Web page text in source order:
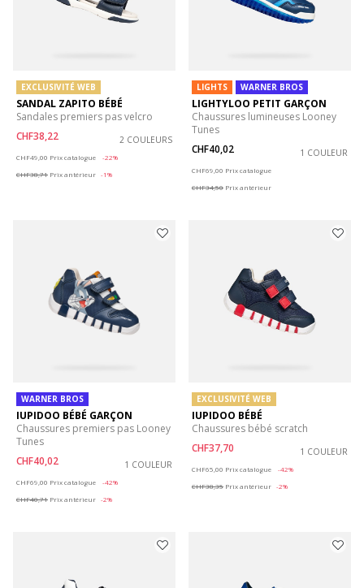
EXCLUSIVITÉ WEB
SANDAL ZAPITO BÉBÉ
Sandales premiers pas velcro
CHF38,22
2 COULEURS
CHF49,00 Prix catalogue
-22%
CHF38,71 Prix antérieur -1%
LIGHTS WARNER BROS
LIGHTYLOO PETIT GARÇON
Chaussures lumineuses Looney
Tunes
CHF40,02
1 COULEUR
CHF69,00 Prix catalogue
CHF34,50 Prix antérieur
WARNER BROS
IUPIDOO BÉBÉ GARÇON
Chaussures premiers pas Looney
Tunes
CHF40,02
1 COULEUR
CHF69,00 Prix catalogue
-42%
CHF40,71 Prix antérieur -2%
EXCLUSIVITÉ WEB
IUPIDOO BÉBÉ
Chaussures bébé scratch
CHF37,70
1 COULEUR
CHF65,00 Prix catalogue
-42%
CHF38,35 Prix antérieur -2%